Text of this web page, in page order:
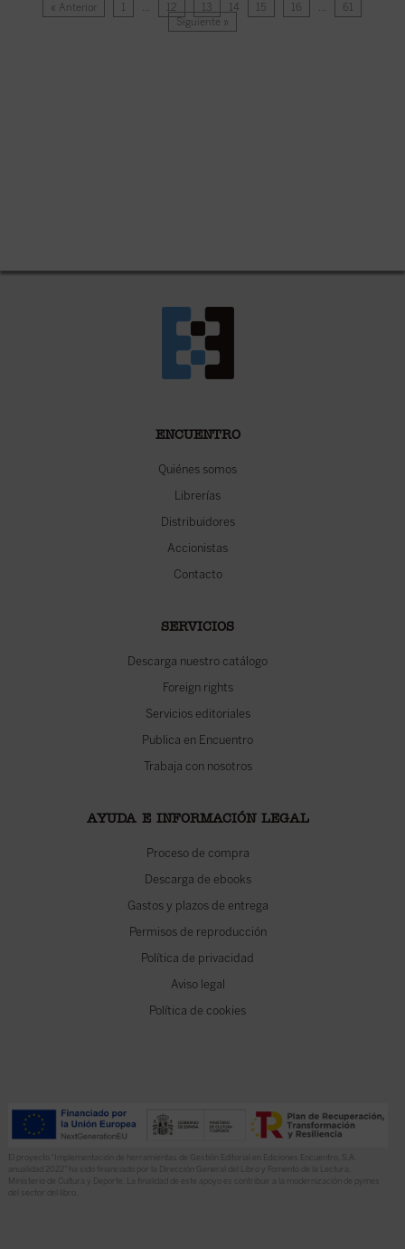
« Anterior 1 … 12 13 14 15 16 …
61
Siguiente »
ENCUENTRO
Quiénes somos
Librerías
Distribuidores
Accionistas
Contacto
SERVICIOS
Descarga nuestro catálogo
Foreign rights
Servicios editoriales
Publica en Encuentro
Trabaja con nosotros
AYUDA E INFORMACIÓN LEGAL
Proceso de compra
Descarga de ebooks
Gastos y plazos de entrega
Permisos de reproducción
Política de privacidad
Aviso legal
Política de cookies
El proyecto “Implementación de herramientas de Gestión Editorial en Ediciones Encuentro, S.A.
anualidad 2022” ha sido financiado por la Dirección General del Libro y Fomento de la Lectura,
Ministerio de Cultura y Deporte. La finalidad de este apoyo es contribuir a la modernización de pymes
del sector del libro.